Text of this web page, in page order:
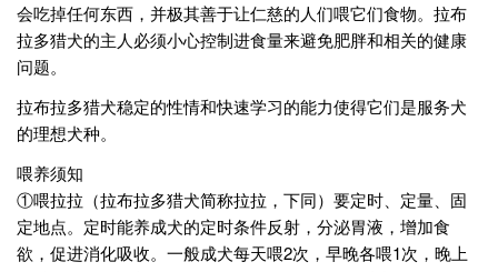
会吃掉任何东西，并极其善于让仁慈的人们喂它们食物。拉布
拉多猎犬的主人必须小心控制进食量来避免肥胖和相关的健康
问题。
拉布拉多猎犬稳定的性情和快速学习的能力使得它们是服务犬
的理想犬种。
喂养须知
①喂拉拉（拉布拉多猎犬简称拉拉，下同）要定时、定量、固
定地点。定时能养成犬的定时条件反射，分泌胃液，增加食
欲，促进消化吸收。一般成犬每天喂2次，早晚各喂1次，晚上